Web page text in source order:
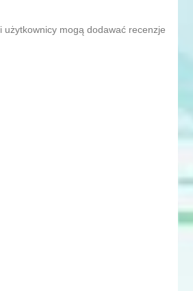
użytkownicy mogą dodawać recenzje